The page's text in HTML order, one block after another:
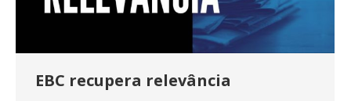
EBC recupera relevância